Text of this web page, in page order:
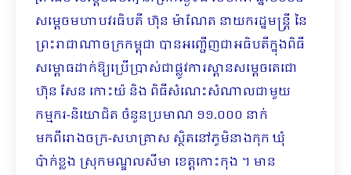
សម្តេចមហាបវរធិបតី ហ៊ុន ម៉ាណែត នាយករដ្ឋមន្រ្តី នៃ
ព្រះរាជាណាចក្រកម្ពុជា បានអញ្ជើញជាអធិបតីក្នុងពិធី
សម្ពោធដាក់ឱ្យប្រើប្រាស់ជាផ្លូវការស្ពានសម្តេចតេជោ
ហ៊ុន សែន កោះយ៉ និង ពិធីសំណេះសំណាលជាមួយ
កម្មករ-និយោជិត ចំនួនប្រមាណ ១១.០០០ នាក់
មកពីរោងចក្រ-សហគ្រាស ស្ថិតនៅភូមិនាងកុក ឃុំ
ប៉ាក់ខ្លង ស្រុកមណ្ឌលសីមា ខេត្តកោះកុង ។ មាន